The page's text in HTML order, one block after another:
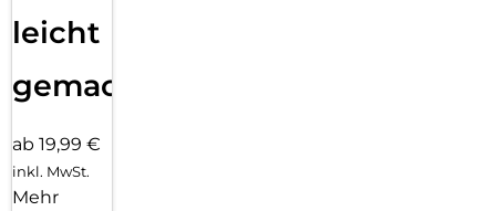
leicht
gemacht!
ab 19,99 €
inkl. MwSt.
Mehr